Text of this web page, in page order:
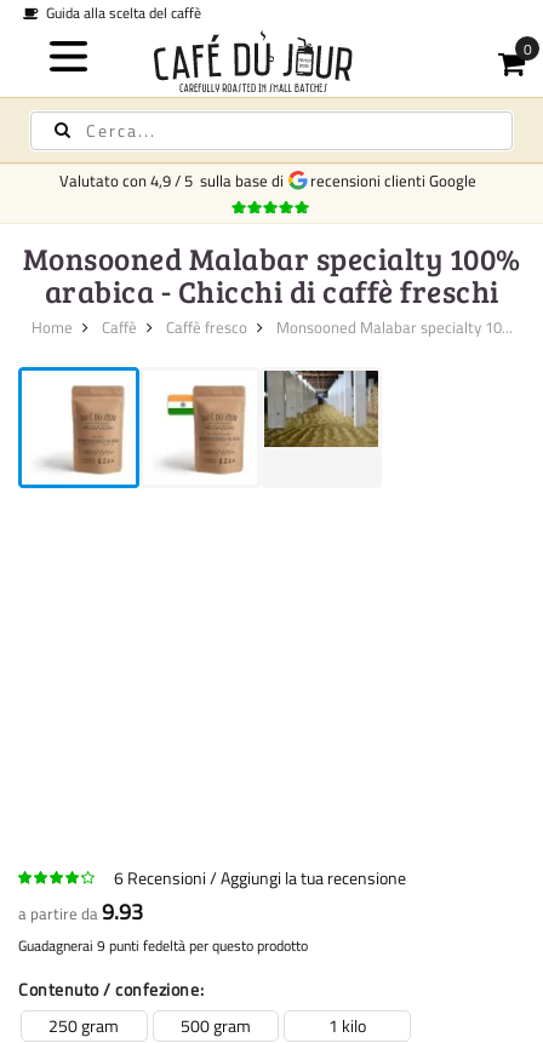
Spedizione in tutta Italia 6,95 -
Valutato con4,9/5 sulla base di recensioni clienti Google
Monsooned Malabar specialty 100%
arabica - Chicchi di caffè freschi
Home Caffè Caffè fresco Monsooned Malabar specialty 10...
6Recensioni Aggiungi la tua recensione
a partire da9.93
Guadagnerai 9 punti fedeltà per questo prodotto
Contenuto / confezione
250 gram
500 gram 1 kilo